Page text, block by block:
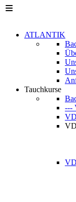
ATLANTIK
Tauchkurse
---